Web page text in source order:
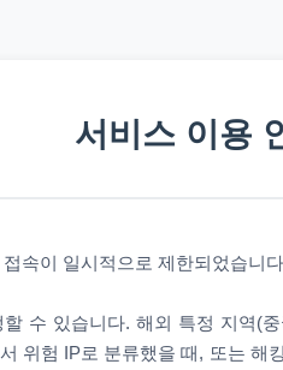
서비스 이용
속이 일시적으로 제한되었습니
수 있습니다. 해외 특정 지역(
위험 IP로 분류했을 때, 또는 해